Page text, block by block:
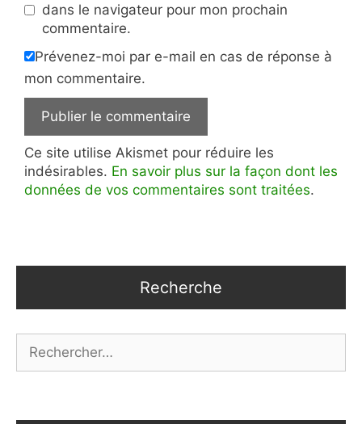
dans le navigateur pour mon prochain
commentaire.
Prévenez-moi par e-mail en cas de réponse à
mon commentaire.
Ce site utilise Akismet pour réduire les
indésirables. En savoir plus sur la façon dont les
données de vos commentaires sont traitées.
Recherche